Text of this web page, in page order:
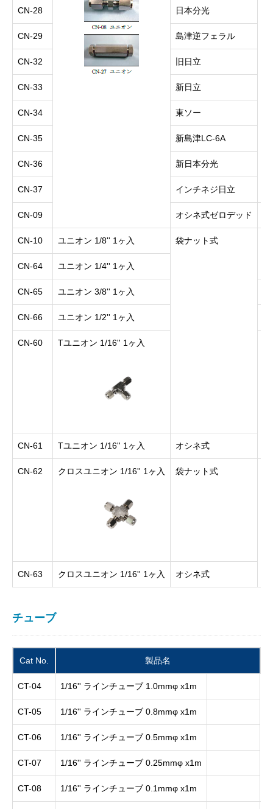
CN-28 日本分光
CN-29 島津逆フェラル
CN-32 旧日立
CN-33 新日立
CN-34 東ソー
CN-35 新島津LC-6A
CN-36 新日本分光
CN-37 インチネジ日立
CN-09 オシネ式ゼロデッド
CN-10 ユニオン 1/8'' 1ヶ入 袋ナット式
CN-64 ユニオン 1/4'' 1ヶ入
CN-65 ユニオン 3/8'' 1ヶ入
CN-66 ユニオン 1/2'' 1ヶ入
CN-60 Tユニオン 1/16'' 1ヶ入
CN-61 Tユニオン 1/16'' 1ヶ入 オシネ式
CN-62 クロスユニオン 1/16'' 1ヶ入 袋ナット式
CN-63 クロスユニオン 1/16'' 1ヶ入 オシネ式
チューブ
Cat No. 製品名
CT-04 1/16'' ラインチューブ 1.0mmφ x1m
CT-05 1/16'' ラインチューブ 0.8mmφ x1m
CT-06 1/16'' ラインチューブ 0.5mmφ x1m
CT-07 1/16'' ラインチューブ 0.25mmφ x1m
CT-08 1/16'' ラインチューブ 0.1mmφ x1m